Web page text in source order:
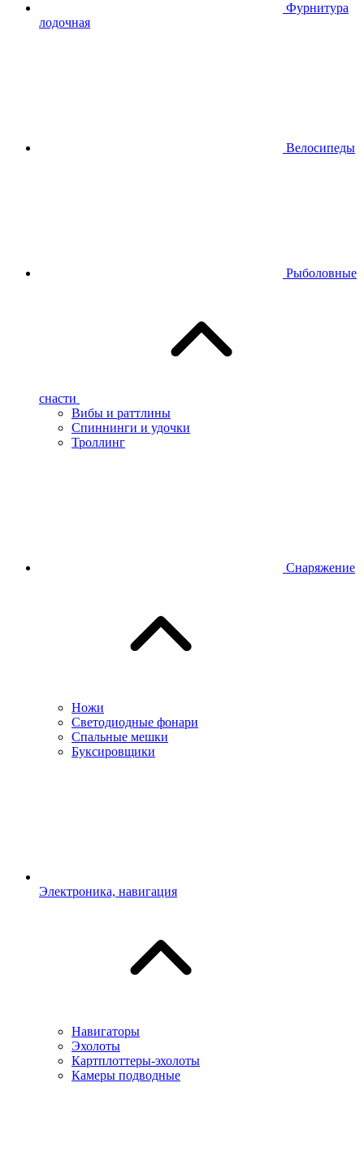
Фурнитура
лодочная
Велосипеды
Рыболовные
снасти
Вибы и раттлины
Спиннинги и удочки
Троллинг
Снаряжение
Ножи
Светодиодные фонари
Спальные мешки
Буксировщики
Электроника, навигация
Навигаторы
Эхолоты
Картплоттеры-эхолоты
Камеры подводные